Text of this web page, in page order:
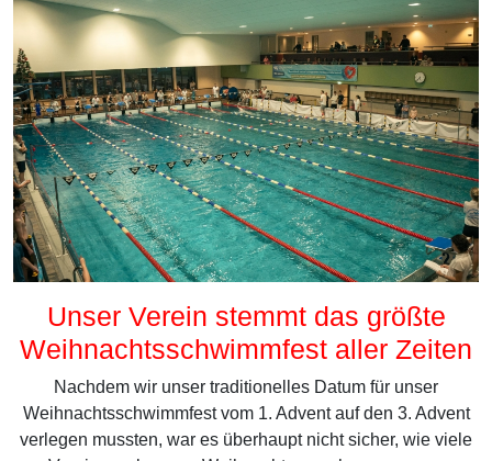
Unser Verein stemmt das größte
Weihnachtsschwimmfest aller Zeiten
Nachdem wir unser traditionelles Datum für unser
Weihnachtsschwimmfest vom 1. Advent auf den 3. Advent
verlegen mussten, war es überhaupt nicht sicher, wie viele